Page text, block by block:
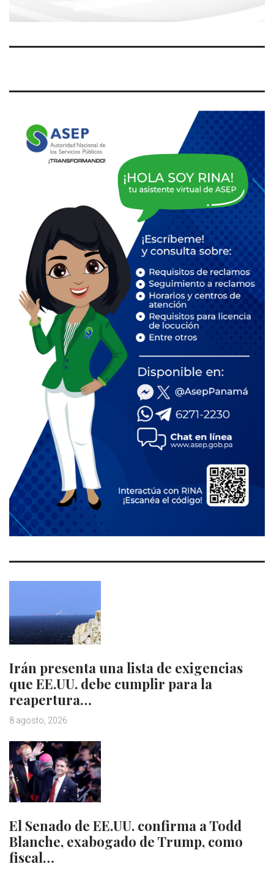
Irán presenta una lista de exigencias
que EE.UU. debe cumplir para la
reapertura…
8 agosto, 2026
El Senado de EE.UU. confirma a Todd
Blanche, exabogado de Trump, como
fiscal…